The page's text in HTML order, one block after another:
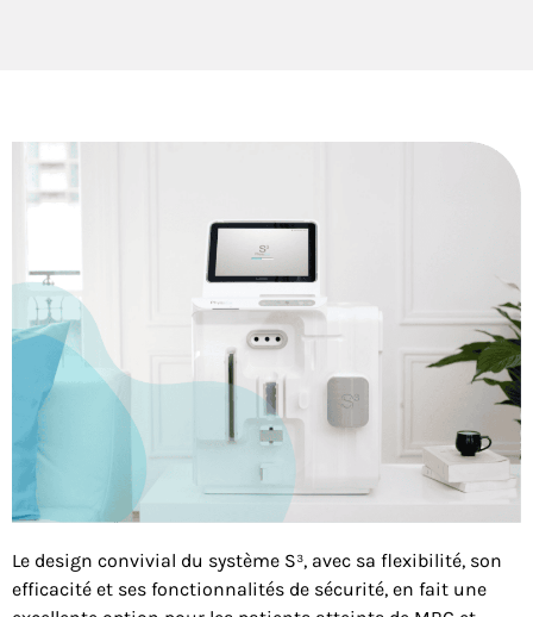
Le design convivial du système S³, avec sa flexibilité, son
efficacité et ses fonctionnalités de sécurité, en fait une